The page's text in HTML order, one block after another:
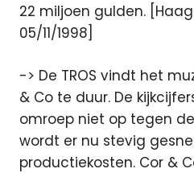
22 miljoen gulden.
05/11/1998]
-> De TROS vindt het
& Co te duur. De
omroep niet op tegen
wordt er nu stevig
productiekosten. Cor &